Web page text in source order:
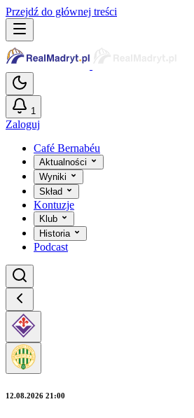
Przejdź do głównej treści
1
Zaloguj
Café Bernabéu
Aktualności
Wyniki
Skład
Kontuzje
Klub
Historia
Podcast
12.08.2026 21:00